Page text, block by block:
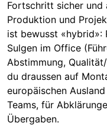
Fortschritt sicher und
Produktion und
ist bewusst «hybrid»:
Sulgen im Office
Abstimmung,
du draussen auf
europäischen
Teams, für
Übergaben.